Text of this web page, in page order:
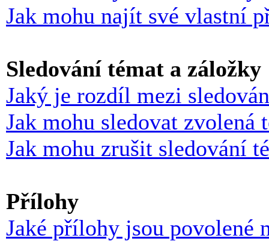
Jak mohu najít své vlastní
Sledování témat a záložky
Jaký je rozdíl mezi
Jak mohu sledovat zvolená
Jak mohu zrušit sledování
Přílohy
Jaké přílohy jsou povolené